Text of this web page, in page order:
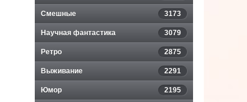
Смешные 3173
Научная фантастика 3079
Ретро 2875
Выживание 2291
Юмор 2195